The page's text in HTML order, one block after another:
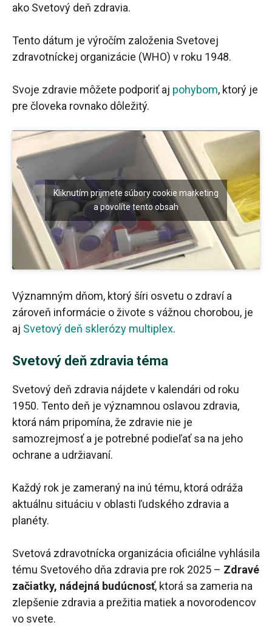
ako Svetový deň zdravia.
Tento dátum je výročím založenia Svetovej
zdravotníckej organizácie (WHO) v roku 1948.
Svoje zdravie môžete podporiť aj pohybom, ktorý je
pre človeka rovnako dôležitý.
Kliknutím prijmete súbory cookie marketing
a povolíte tento obsah
Významným dňom, ktorý šíri osvetu o zdraví a
zároveň informácie o živote s vážnou chorobou, je
aj Svetový deň sklerózy multiplex.
Svetový deň zdravia téma
Svetový deň zdravia nájdete v kalendári od roku
1950. Tento deň je významnou oslavou zdravia,
ktorá nám pripomína, že zdravie nie je
samozrejmosť a je potrebné podieľať sa na jeho
ochrane a udržiavaní.
Každý rok je zameraný na inú tému, ktorá odráža
aktuálnu situáciu v oblasti ľudského zdravia a
planéty.
Svetová zdravotnícka organizácia oficiálne vyhlásila
tému Svetového dňa zdravia pre rok 2025 – Zdravé
začiatky, nádejná budúcnosť, ktorá sa zameria na
zlepšenie zdravia a prežitia matiek a novorodencov
vo svete.